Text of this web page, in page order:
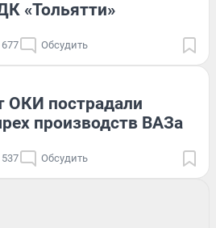
«Тольятти»
677 Обсудить
ОКИ пострадали
производств ВАЗа
537 Обсудить